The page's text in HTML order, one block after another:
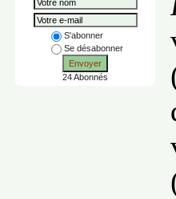
S'abonner
Se désabonner
Envoyer
24 Abonnés